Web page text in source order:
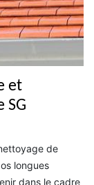
et
SG
de
longues
dans le cadre